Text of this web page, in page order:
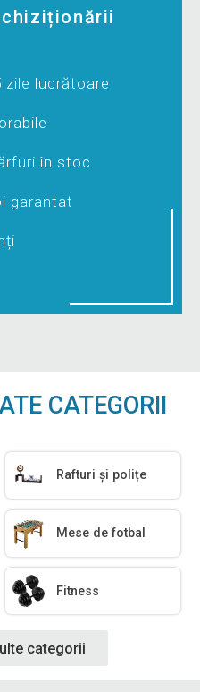
zile lucrătoare
în stoc
garantat
CATEGORII
Rafturi și polițe
Mese de fotbal
Fitness
categorii